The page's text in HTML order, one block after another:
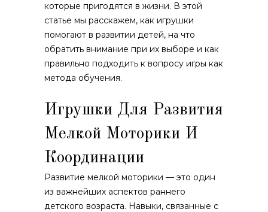
которые пригодятся в жизни. В этой
статье мы расскажем, как игрушки
помогают в развитии детей, на что
обратить внимание при их выборе и как
правильно подходить к вопросу игры как
метода обучения.
Игрушки Для Развития
Мелкой Моторики И
Координации
Развитие мелкой моторики — это один
из важнейших аспектов раннего
детского возраста. Навыки, связанные с